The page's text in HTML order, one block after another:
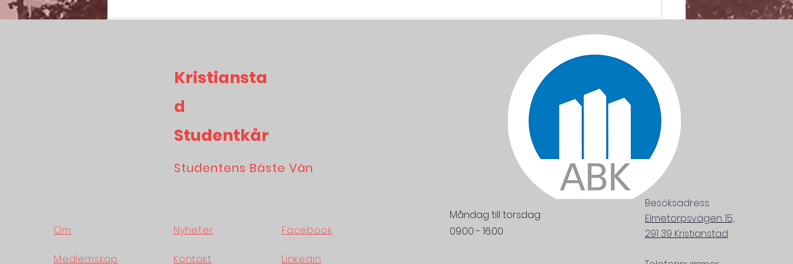
Kristiansta
d
Studentkår
Studentens Bäste Vän
Om
Medlemskap
Nyheter
Kontakt
Facebook
Linkedin
Måndag till torsdag:
09:00 - 16:00
Besöksadress:
Elmetorpsvägen 15,
291 39 Kristianstad